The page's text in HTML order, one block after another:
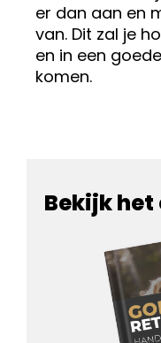
er dan aan en
van. Dit zal je
en in een
komen.
Bekijk